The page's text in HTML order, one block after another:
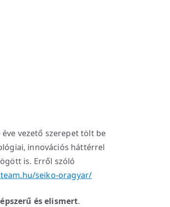
éve vezető szerepet tölt be
innovációs háttérrel
is. Erről szóló
seiko-oragyar/
és elismert.